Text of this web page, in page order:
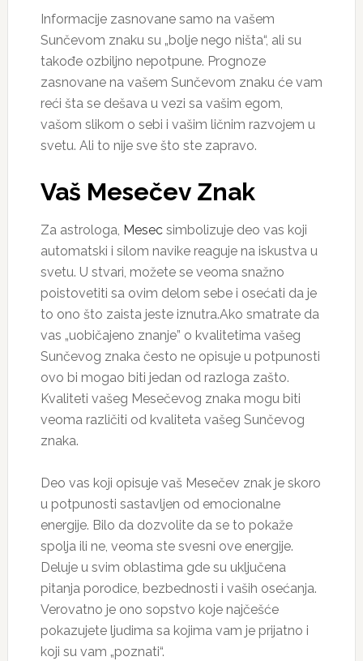
Informacije zasnovane samo na vašem
Sunčevom znaku su „bolje nego ništa“, ali su
takođe ozbiljno nepotpune. Prognoze
zasnovane na vašem Sunčevom znaku će vam
reći šta se dešava u vezi sa vašim egom,
vašom slikom o sebi i vašim ličnim razvojem u
svetu. Ali to nije sve što ste zapravo.
Vaš Mesečev Znak
Za astrologa, Mesecsimbolizuje deo vas koji
automatski i silom navike reaguje na iskustva u
svetu. U stvari, možete se veoma snažno
poistovetiti sa ovim delom sebe i osećati da je
to ono što zaista jeste iznutra.Ako smatrate da
vas „uobičajeno znanje” o kvalitetima vašeg
Sunčevog znaka često ne opisuje u potpunosti
ovo bi mogao biti jedan od razloga zašto.
Kvaliteti vašeg Mesečevog znaka mogu biti
veoma različiti od kvaliteta vašeg Sunčevog
znaka.
Deo vas koji opisuje vaš Mesečev znak je skoro
u potpunosti sastavljen od emocionalne
energije. Bilo da dozvolite da se to pokaže
spolja ili ne, veoma ste svesni ove energije.
Deluje u svim oblastima gde su uključena
pitanja porodice, bezbednosti i vaših osećanja.
Verovatno je ono sopstvo koje najčešće
pokazujete ljudima sa kojima vam je prijatno i
koji su vam „poznati“.